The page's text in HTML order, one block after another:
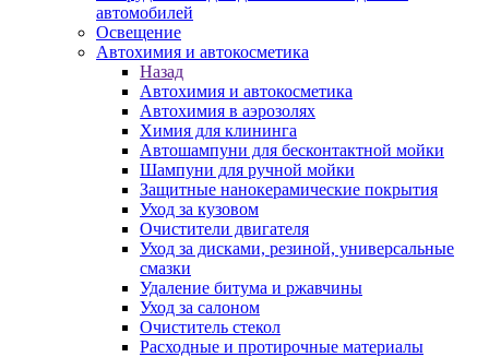
автомобилей
Освещение
Автохимия и автокосметика
Назад
Автохимия и автокосметика
Автохимия в аэрозолях
Химия для клининга
Автошампуни для бесконтактной мойки
Шампуни для ручной мойки
Защитные нанокерамические покрытия
Уход за кузовом
Очистители двигателя
Уход за дисками, резиной, универсальные
смазки
Удаление битума и ржавчины
Уход за салоном
Очиститель стекол
Расходные и протирочные материалы